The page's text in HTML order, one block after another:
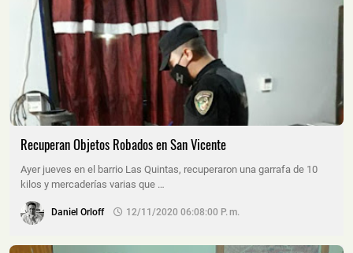
Recuperan Objetos Robados en San Vicente
Ayer jueves en el barrio Las Quintas, recuperaron una garrafa de 10
kilos y mercaderías varias que …
Daniel Orloff 12/11/2020 06:08:00 P. M.